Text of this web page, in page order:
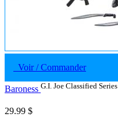
Voir / Commander
Baroness G.I. Joe Classified Series
29.99 $